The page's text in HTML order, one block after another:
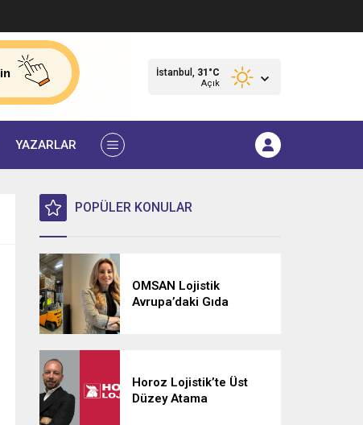
İstanbul, 31 °C
Açık
YAZARLAR
POPÜLER KONULAR
OMSAN Lojistik
Avrupa’daki Gıda
Horoz Lojistik’te Üst
Düzey Atama